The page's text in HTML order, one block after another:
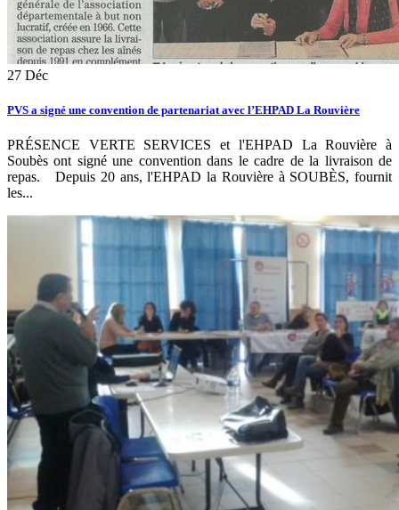
27 Déc
PVS a signé une convention de partenariat avec l’EHPAD La Rouvière
PRÉSENCE VERTE SERVICES et l'EHPAD La Rouvière à
Soubès ont signé une convention dans le cadre de la livraison de
repas. Depuis 20 ans, l'EHPAD la Rouvière à SOUBÈS, fournit
les...